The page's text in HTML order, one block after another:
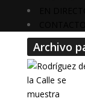
Archivo